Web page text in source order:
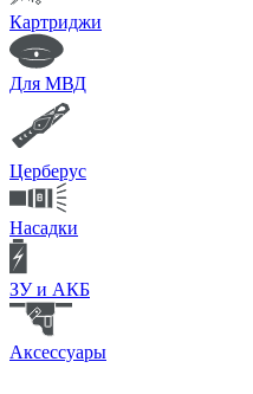
Картриджи
Для МВД
Церберус
Насадки
ЗУ и АКБ
Аксессуары